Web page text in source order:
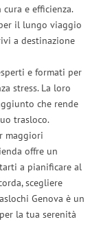
e efficienza.
il lungo viaggio
a destinazione
e formati per
stress. La loro
che rende
trasloco.
maggiori
offre un
a pianificare al
scegliere
Genova è un
la tua serenità